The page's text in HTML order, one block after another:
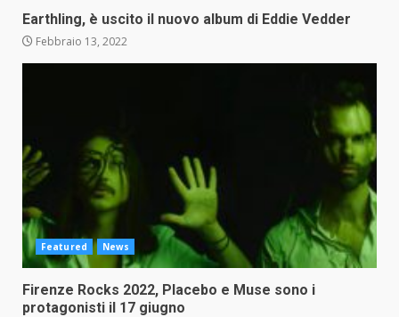
Earthling, è uscito il nuovo album di Eddie Vedder
Febbraio 13, 2022
Featured News
Firenze Rocks 2022, Placebo e Muse sono i
protagonisti il 17 giugno